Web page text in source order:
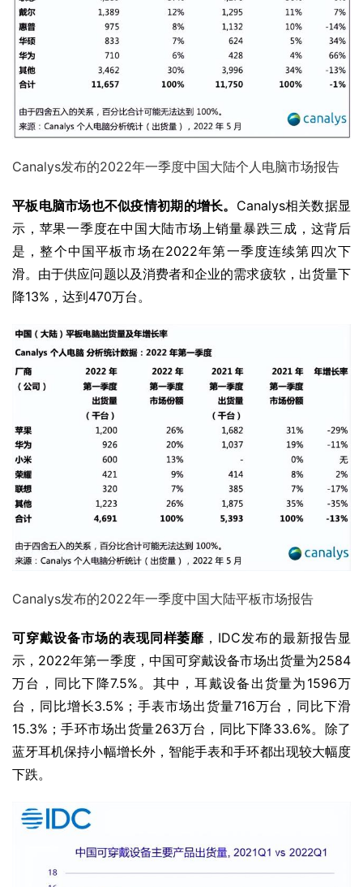
Canalys发布的2022年一季度中国大陆个人电脑市场报告
平板电脑市场也不似疫情初期的增长。 Canalys相关数据显
示，苹果一季度在中国大陆市场上销量暴跌三成，这背后
是，整个中国平板市场在2022年第一季度连续第四次下
滑。由于供应问题以及消费者和企业的需求疲软，出货量下
降13%，达到470万台。
Canalys发布的2022年一季度中国大陆平板市场报告
可穿戴设备市场的表现同样萎靡 ，IDC发布的最新报告显
示，2022年第一季度，中国可穿戴设备市场出货量为2584
万台，同比下降7.5%。其中，耳戴设备出货量为1596万
台，同比增长3.5%；手表市场出货量716万台，同比下滑
15.3%；手环市场出货量263万台，同比下降33.6%。除了
蓝牙耳机保持小幅增长外，智能手表和手环都出现较大幅度
下跌。